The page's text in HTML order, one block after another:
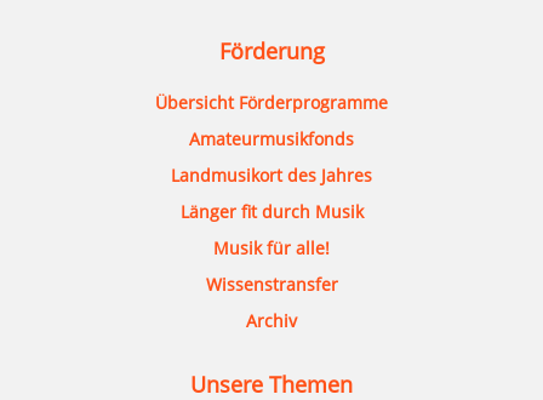
Förderung
Übersicht Förderprogramme
Amateurmusikfonds
Landmusikort des Jahres
Länger fit durch Musik
Musik für alle!
Wissenstransfer
Archiv
Unsere Themen